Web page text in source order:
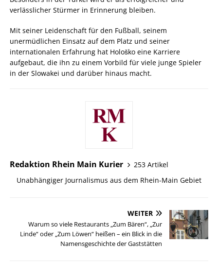
verlässlicher Stürmer in Erinnerung bleiben.
Mit seiner Leidenschaft für den Fußball, seinem
unermüdlichen Einsatz auf dem Platz und seiner
internationalen Erfahrung hat Hološko eine Karriere
aufgebaut, die ihn zu einem Vorbild für viele junge Spieler
in der Slowakei und darüber hinaus macht.
Redaktion Rhein Main Kurier
253 Artikel
Unabhängiger Journalismus aus dem Rhein-Main Gebiet
WEITER
Warum so viele Restaurants „Zum Bären“, „Zur
Linde“ oder „Zum Löwen“ heißen – ein Blick in die
Namensgeschichte der Gaststätten